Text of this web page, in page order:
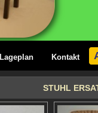
Lageplan Kontakt
STUHL